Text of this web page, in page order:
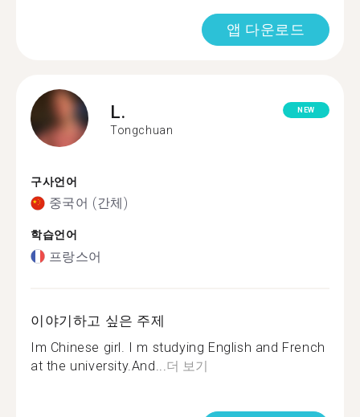
앱 다운로드
L.
Tongchuan
NEW
구사언어
중국어 (간체)
학습언어
프랑스어
이야기하고 싶은 주제
Im Chinese girl. I m studying English and French
at the university.And... 더 보기